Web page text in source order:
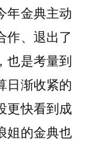
年金典主动
作、退出了
也是考量到
日渐收紧的
更快看到成
姐的金典也